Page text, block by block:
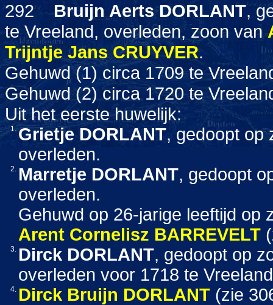
292Bruijn Aerts DORLANT,
te Vreeland, overleden, zoon van
Trijntje Jans CRUYVER.
Gehuwd (1) circa 1709 te
Gehuwd (2) circa 1720 te
Uit het eerste huwelijk:
1.Grietje DORLANT, gedoopt op
overleden.
2. Marretje DORLANT, gedoopt
overleden.
Gehuwd op 26-jarige leeftijd op
Arent Cornelisz BARREVELT
3. Dirck DORLANT, gedoopt op
overleden voor 1718 te
4. Dirck Bruijn DORLANT (zie